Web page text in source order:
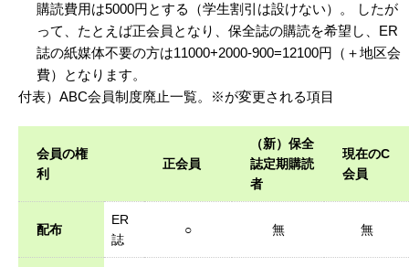
購読費用は5000円とする（学生割引は設けない）。 したが
って、たとえば正会員となり、保全誌の購読を希望し、ER
誌の紙媒体不要の方は11000+2000-900=12100円（＋地区会
費）となります。
付表）ABC会員制度廃止一覧。※が変更される項目
会員の権
利
正会員
（新）保全
誌定期購読
者
現在のC
会員
配布
ER
誌
○ 無 無